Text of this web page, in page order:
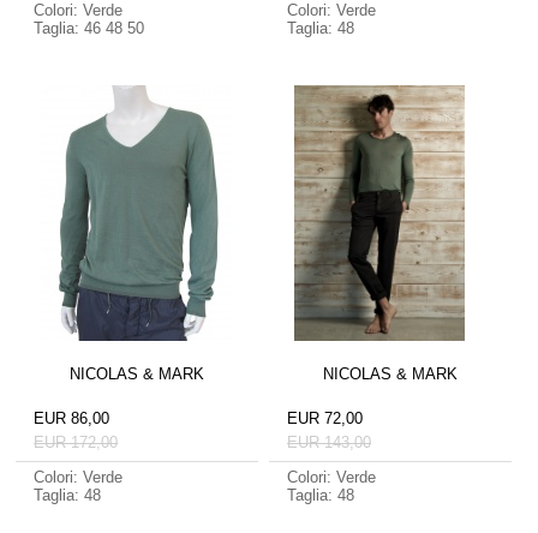
Colori: Verde
Taglia: 46 48 50
Colori: Verde
Taglia: 48
NICOLAS & MARK
EUR 86,00
EUR 172,00
Colori: Verde
Taglia: 48
NICOLAS & MARK
EUR 72,00
EUR 143,00
Colori: Verde
Taglia: 48